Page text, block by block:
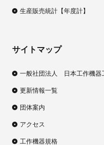
生産販売統計【年度計】
サイトマップ
一般社団法人 日本工作機器
更新情報一覧
団体案内
アクセス
工作機器規格